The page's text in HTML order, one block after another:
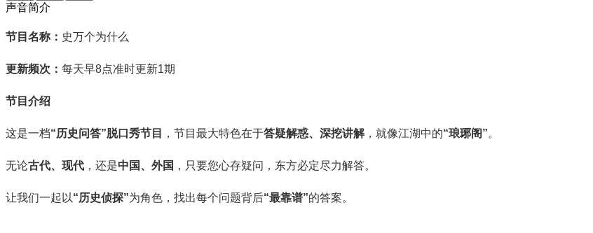
声音简介
节目名称： 史万个为什么
更新频次： 每天早8点准时更新1期
节目介绍
这是一档“历史问答”脱口秀节目 ， 节目最大特色在于答疑解惑、深挖讲解，就像江湖中的“琅琊阁”。
无论古代、现代 ，还是中国、外国 ，只要您心存疑问，东方必定尽力解答。
让我们一起以“历史侦探”为角色，找出每个问题背后“最靠谱”的答案。